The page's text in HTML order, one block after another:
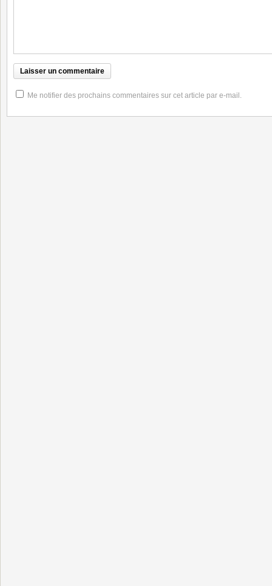
Me notifier des prochains commentaires sur cet article par e-mail.